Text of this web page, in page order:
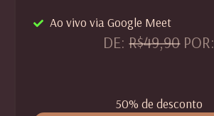
Ao vivo via Google Meet
DE:R$49,90POR:
50% de desconto